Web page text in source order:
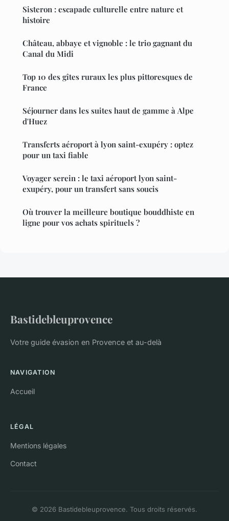
Sisteron : escapade culturelle entre nature et
histoire
Château, abbaye et vignoble : le trio gagnant du
Canal du Midi
Top 10 des gîtes ruraux les plus pittoresques de
France
Séjourner dans les suites haut de gamme à Alpe
d'Huez
Transferts aéroport à lyon saint-exupéry : optez
pour un taxi fiable
Voyager serein : le taxi aéroport lyon saint-
exupéry, pour un transfert sans soucis
Où trouver la meilleure boutique bouddhiste en
ligne pour vos achats spirituels ?
Bastidebleuprovence
Votre guide évasion en Provence et au-delà
NAVIGATION
Accueil
LÉGAL
Mentions légales
Contact
© 2026 Bastidebleuprovence. Tous droits réservés.